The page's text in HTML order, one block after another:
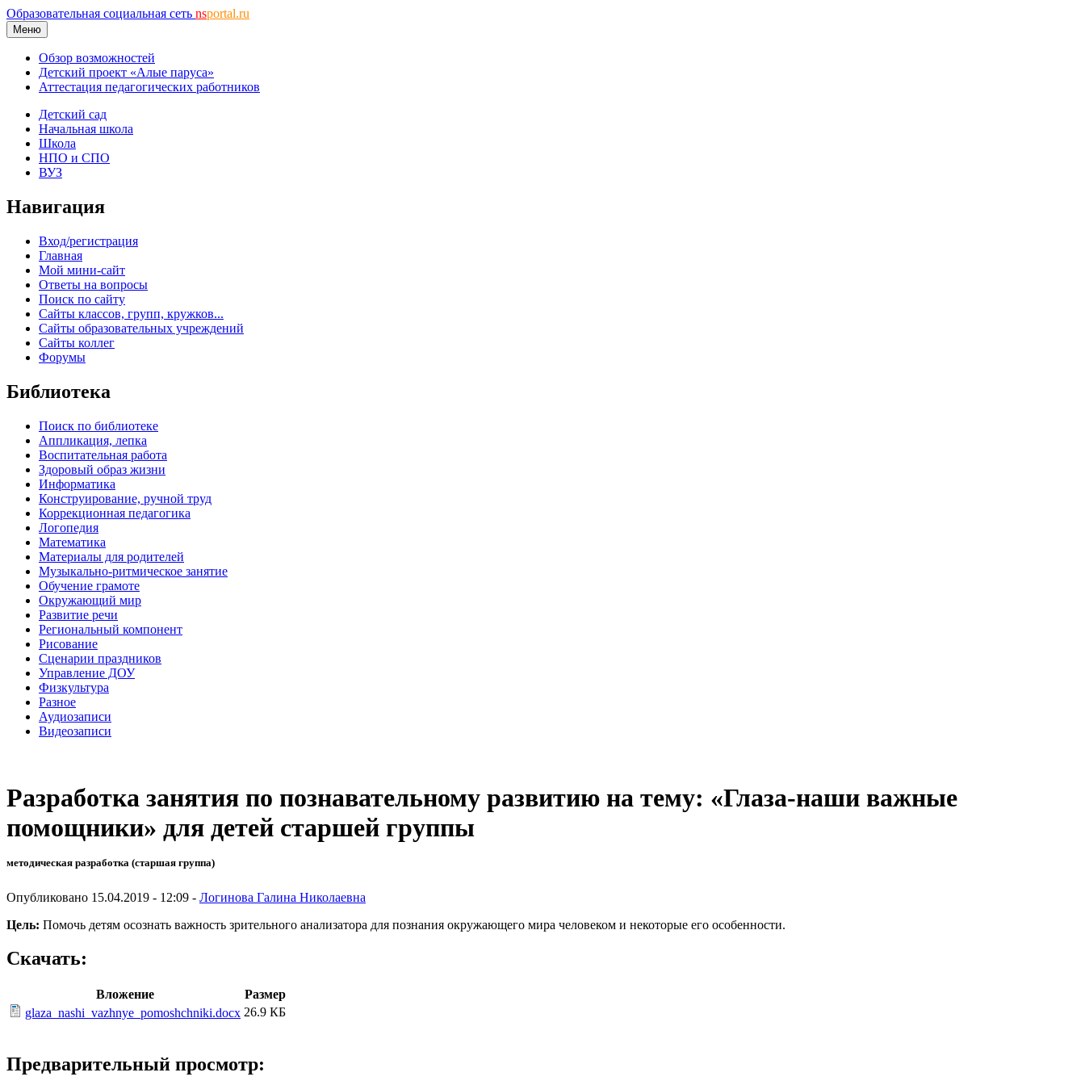
Образовательная социальная сеть nsportal.ru
Меню
Обзор возможностей
Детский проект «Алые паруса»
Аттестация педагогических работников
Детский сад
Начальная школа
Школа
НПО и СПО
ВУЗ
Навигация
Вход/регистрация
Главная
Мой мини-сайт
Ответы на вопросы
Поиск по сайту
Сайты классов, групп, кружков...
Сайты образовательных учреждений
Сайты коллег
Форумы
Библиотека
Поиск по библиотеке
Аппликация, лепка
Воспитательная работа
Здоровый образ жизни
Информатика
Конструирование, ручной труд
Коррекционная педагогика
Логопедия
Математика
Материалы для родителей
Музыкально-ритмическое занятие
Обучение грамоте
Окружающий мир
Развитие речи
Региональный компонент
Рисование
Сценарии праздников
Управление ДОУ
Физкультура
Разное
Аудиозаписи
Видеозаписи
Разработка занятия по познавательному развитию на тему: «Глаза-наши важные
помощники» для детей старшей группы
методическая разработка (старшая группа)
Опубликовано 15.04.2019 - 12:09 - Логинова Галина Николаевна
Цель: Помочь детям осознать важность зрительного анализатора для познания окружающего мира человеком и некоторые его особенности.
Скачать:
Вложение
Размер
glaza_nashi_vazhnye_pomoshchniki.docx 26.9 КБ
Предварительный просмотр: